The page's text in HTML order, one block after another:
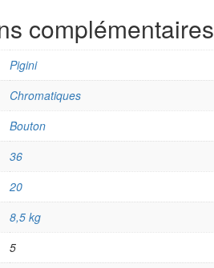
complémentaires
Pigini
Chromatiques
Bouton
36
20
8,5 kg
5